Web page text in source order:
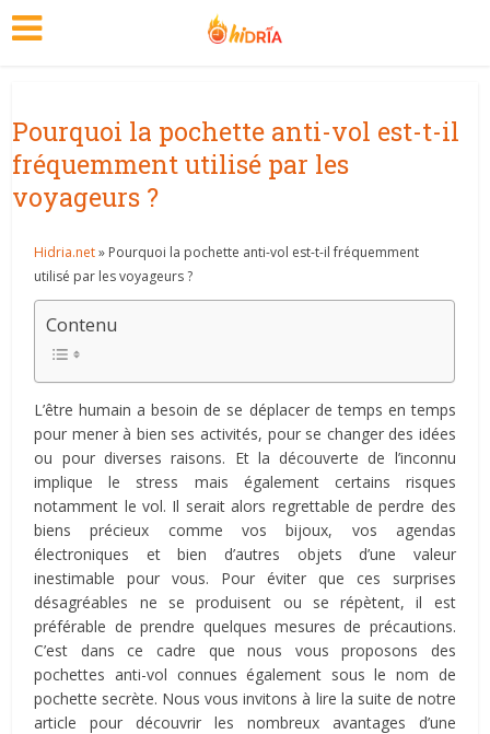
Pourquoi la pochette anti-vol est-t-il
fréquemment utilisé par les
voyageurs ?
Hidria.net» Pourquoi la pochette anti-vol est-t-il fréquemment
utilisé par les voyageurs ?
Contenu
L’être humain a besoin de se déplacer de temps en temps
pour mener à bien ses activités, pour se changer des idées
ou pour diverses raisons. Et la découverte de l’inconnu
implique le stress mais également certains risques
notamment le vol. Il serait alors regrettable de perdre des
biens précieux comme vos bijoux, vos agendas
électroniques et bien d’autres objets d’une valeur
inestimable pour vous. Pour éviter que ces surprises
désagréables ne se produisent ou se répètent, il est
préférable de prendre quelques mesures de précautions.
C’est dans ce cadre que nous vous proposons des
pochettes anti-vol connues également sous le nom de
pochette secrète. Nous vous invitons à lire la suite de notre
article pour découvrir les nombreux avantages d’une